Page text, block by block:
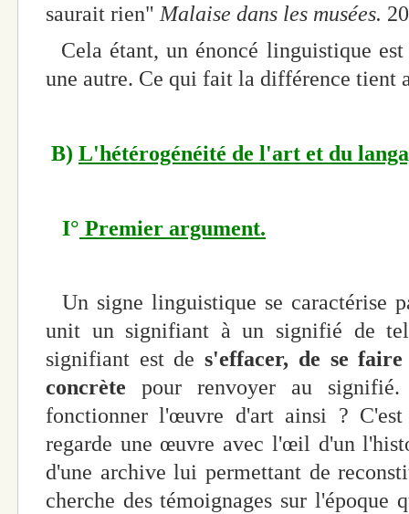
saurait rien" Malaise dans les musées.
Cela étant, un énoncé linguistique
une autre. Ce qui fait la différence tient
B) L'hétérogénéité de l'art et du
I° Premier argument.
Un signe linguistique se caractérise
unit un signifiant à un signifié de
signifiant est des'effacer, de se faire
concrète pour renvoyer au
fonctionner l'œuvre d'art ainsi ?
regarde une œuvre avec l'œil d'un
d'une archive lui permettant de
cherche des témoignages sur l'époque